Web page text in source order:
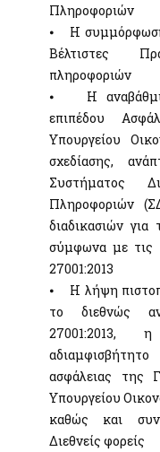
Στοιχεία Πολιτών και
myConsulLive -
Προξενική Αρχή του
myKEPlive -
Εξυπηρέτησης Πολιτών
Ηλεκτρονικό αίτημα
Πολιτών (ΚΕΠ)
myEFKALive -
Πλατφόρμα Φυσικού
myDIMOSlive –
myKTIMATOLOGIOlive -
το Ελληνικό Κτηματολόγιο
myAADElive -
Ανεξάρτητη Αρχή
myDYPAlive -
Δημόσια Υπηρεσία
myEGDIXlive -
επικοινωνία & με φυσική
Διαχείρισης Οφειλών)
Διαχείρισης Ιδιωτικού
Εθν. Οικον. & Οικονομικών
myNAFTILIA.live
Πληροφοριών
⦁ Η συμμόρφωση
Βέλτιστες
πληροφοριών
⦁ H
επιπέδου
Υπουργείου
σχεδίασης,
Συστήματος
Πληροφοριών
διαδικασιών για
σύμφωνα με τις
27001:2013
⦁ Η λήψη
το διεθνώς
27001:2013,
ασφάλειας της
Υπουργείου
καθώς και
Διεθνείς φορείς